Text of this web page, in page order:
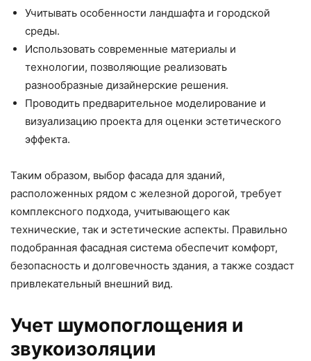
Учитывать особенности ландшафта и городской
среды.
Использовать современные материалы и
технологии, позволяющие реализовать
разнообразные дизайнерские решения.
Проводить предварительное моделирование и
визуализацию проекта для оценки эстетического
эффекта.
Таким образом, выбор фасада для зданий,
расположенных рядом с железной дорогой, требует
комплексного подхода, учитывающего как
технические, так и эстетические аспекты. Правильно
подобранная фасадная система обеспечит комфорт,
безопасность и долговечность здания, а также создаст
привлекательный внешний вид.
Учет шумопоглощения и
звукоизоляции